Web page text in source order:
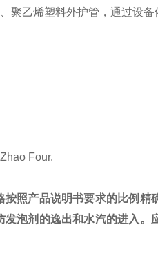
聚乙烯塑料外护管，通过设备
Four.
照产品说明书要求的比例精
泡剂的逸出和水汽的进入。